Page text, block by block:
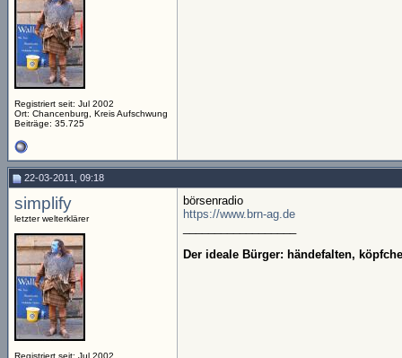
Registriert seit: Jul 2002
Ort: Chancenburg, Kreis Aufschwung
Beiträge: 35.725
22-03-2011, 09:18
simplify
letzter welterklärer
Registriert seit: Jul 2002
börsenradio
https://www.brn-ag.de
Der ideale Bürger: händefalten,